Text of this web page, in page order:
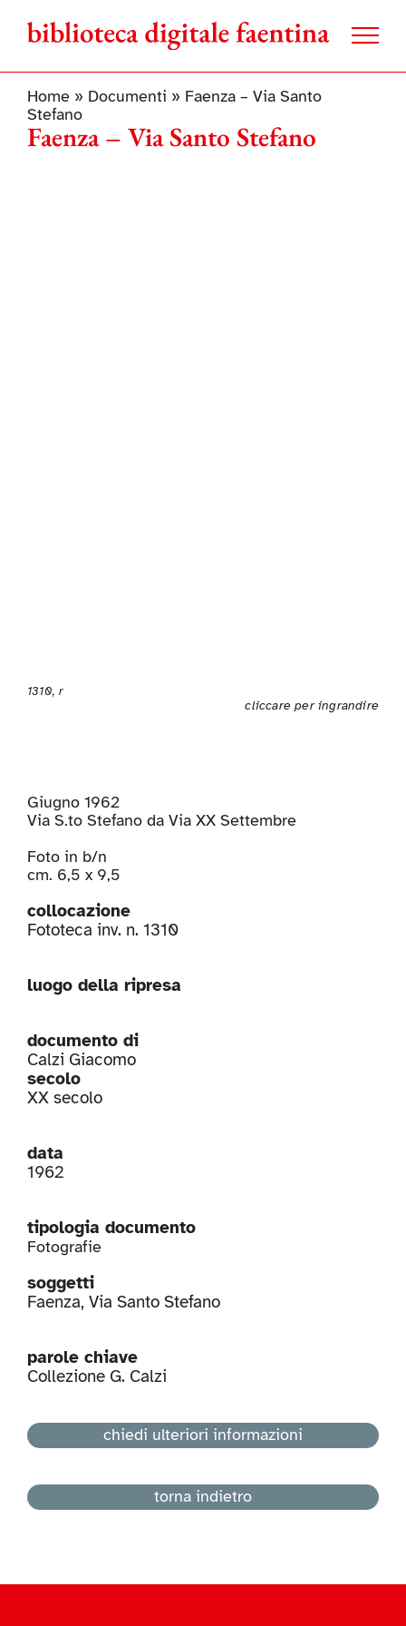
contenuto
Home» Documenti » Faenza – Via Santo
Stefano
Faenza – Via Santo Stefano
1310, r
cliccare per ingrandire
Giugno 1962
Via S.to Stefano da Via XX Settembre
Foto in b/n
cm. 6,5 x 9,5
collocazione
Fototeca inv. n. 1310
luogo della ripresa
documento di
Calzi Giacomo
secolo
XX secolo
data
1962
tipologia documento
Fotografie
soggetti
Faenza, Via Santo Stefano
parole chiave
Collezione G. Calzi
chiedi ulteriori informazioni
torna indietro